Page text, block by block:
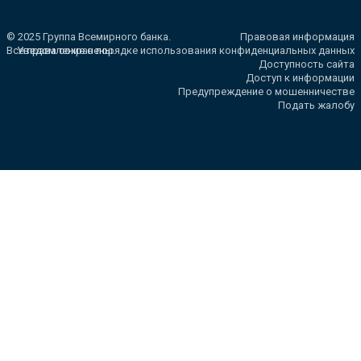
© 2025 Группа Всемирного банка.
Все права сохранены.
Правовая информация
Уведомление о порядке использования конфиденциальных данных
Доступность сайта
Доступ к информации
Предупреждение о мошенничестве
Подать жалобу